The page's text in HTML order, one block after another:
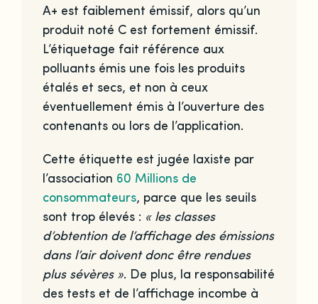
A+ est faiblement émissif, alors qu’un
produit noté C est fortement émissif.
L’étiquetage fait référence aux
polluants émis une fois les produits
étalés et secs, et non à ceux
éventuellement émis à l’ouverture des
contenants ou lors de l’application.
Cette étiquette est jugée laxiste par
l’association 60 Millions de
consommateurs, parce que les seuils
sont trop élevés : « les classes
d’obtention de l’affichage des émissions
dans l’air doivent donc être rendues
plus sévères ». De plus, la responsabilité
des tests et de l’affichage incombe à